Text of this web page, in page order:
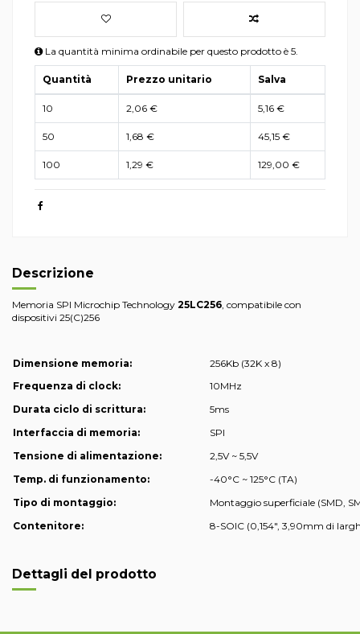
La quantità minima ordinabile per questo prodotto è 5.
Quantità Prezzo unitario Salva
10 2,06 € 5,16 €
50 1,68 € 45,15 €
100 1,29 € 129,00 €
Descrizione
Memoria SPI Microchip Technology 25LC256 , compatibile con
dispositivi 25(C)256
Dimensione memoria:
256Kb (32K x 8)
Frequenza di clock:
10MHz
Durata ciclo di scrittura:
5ms
Interfaccia di memoria:
SPI
Tensione di alimentazione:
2,5V ~ 5,5V
Temp. di funzionamento:
-40°C ~ 125°C (TA)
Tipo di montaggio:
Montaggio superficiale (SMD,
Contenitore:
8-SOIC (0,154", 3,90mm di
Dettagli del prodotto